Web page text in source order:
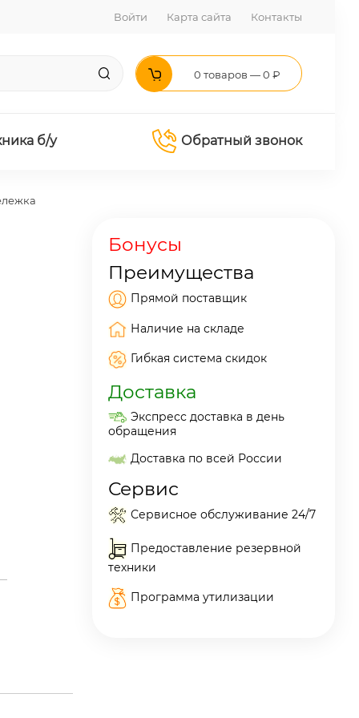
Войти Карта сайта Контакты
0 товаров — 0 ₽
б/у Обратный звонок
Бонусы
Преимущества
Прямой поставщик
Наличие на складе
Гибкая система скидок
Доставка
Экспресс доставка в день
обращения
Доставка по всей России
Сервис
Сервисное обслуживание 24/7
Предоставление резервной
техники
Программа утилизации